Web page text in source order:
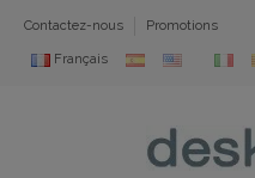
Contactez-nous Promotions
Français